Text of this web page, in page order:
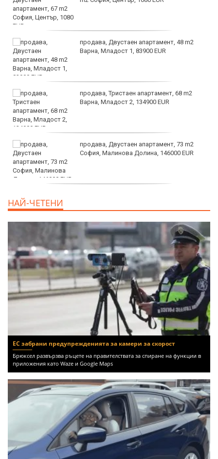
продава, Двустаен апартамент, 48 m2
Варна, Младост 1, 83900 EUR
продава, Тристаен апартамент, 68 m2
Варна, Младост 2, 134900 EUR
продава, Двустаен апартамент, 73 m2
София, Малинова Долина, 146000 EUR
НАЙ-ЧЕТЕНИ
ЕС забрани предупрежденията за камери за скорост
Брюксел развързва ръцете на правителствата за спиране на функции в
приложения като Waze и Google Maps